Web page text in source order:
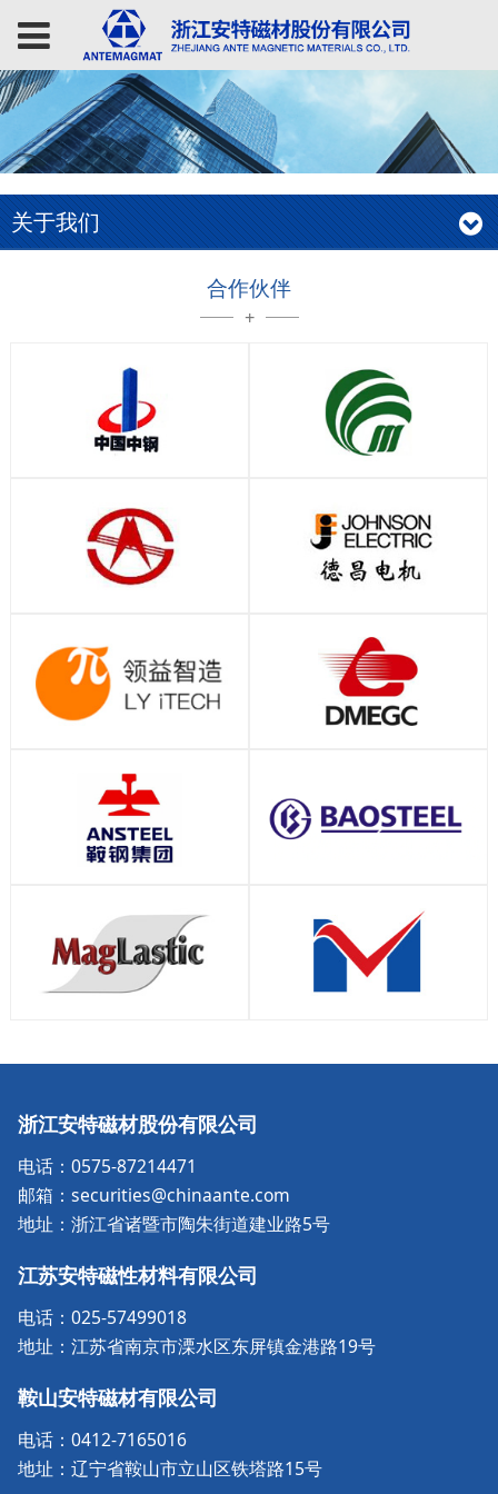
关于我们
合作伙伴
+
浙江安特磁材股份有限公司
电话：0575-87214471
邮箱：securities@chinaante.com
地址：浙江省诸暨市陶朱街道建业路5号
江苏安特磁性材料有限公司
电话：025-57499018
地址：江苏省南京市溧水区东屏镇金港路19号
鞍山安特磁材有限公司
电话：0412-7165016
地址：辽宁省鞍山市立山区铁塔路15号